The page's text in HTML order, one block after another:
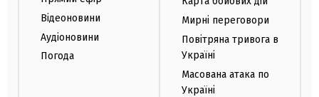
Відеоновини
Аудіоновини
Погода
Мирні переговори
Повітряна тривога в
Україні
Масована атака по
Україні